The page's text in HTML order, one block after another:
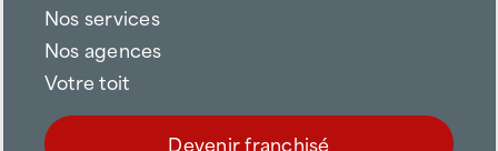
Nos services
Nos agences
Votre toit
Devenir franchisé